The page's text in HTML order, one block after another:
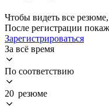
Чтобы видеть все резюме,
После регистрации
Зарегистрироваться
За всё время
По соответствию
20 резюме